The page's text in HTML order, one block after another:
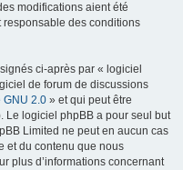
modifications aient été
responsable des conditions
ci-après par « logiciel
de forum de discussions
GNU 2.0 » et qui peut être
Le logiciel phpBB a pour seul but
Limited ne peut en aucun cas
et du contenu que nous
plus d’informations concernant